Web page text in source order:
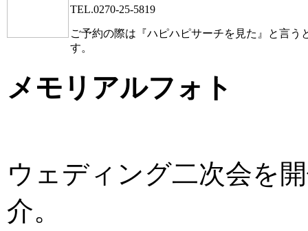
TEL.0270-25-5819
ご予約の際は『ハピハピサーチを見た』と言う
す。
メモリアルフォト
ウェディング二次会を
介。